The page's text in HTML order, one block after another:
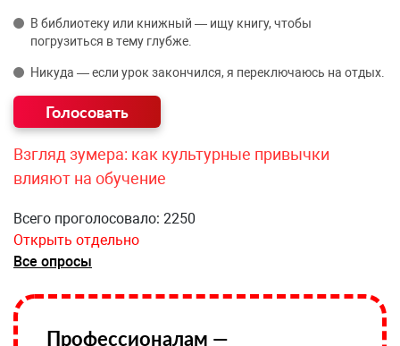
В библиотеку или книжный — ищу книгу, чтобы
погрузиться в тему глубже.
Никуда — если урок закончился, я переключаюсь на отдых.
Взгляд зумера: как культурные привычки
влияют на обучение
Всего проголосовало: 2250
Открыть отдельно
Все опросы
Профессионалам —